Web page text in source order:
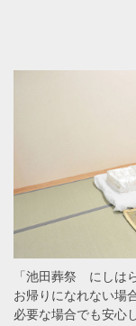
「池田葬祭 にしは
お帰りになれない場
必要な場合でも安心